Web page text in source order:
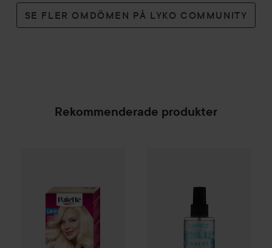
SE FLER OMDÖMEN PÅ LYKO COMMUNITY
Rekommenderade produkter